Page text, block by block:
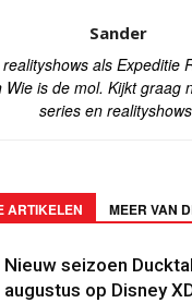
Sander
als Expeditie
Wie is de mol. Kijkt graag
series en
ARTIKELEN MEER VAN
Nieuw seizoen
augustus op Disney